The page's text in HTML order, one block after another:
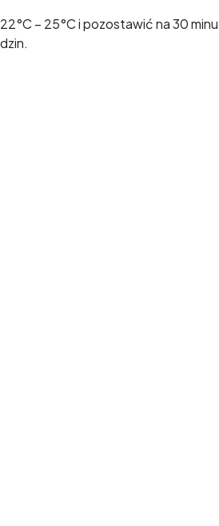
– 25°C i pozostawić na 30